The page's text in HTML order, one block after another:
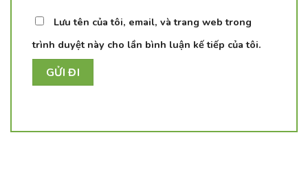
Lưu tên của tôi, email, và trang web trong
trình duyệt này cho lần bình luận kế tiếp của tôi.